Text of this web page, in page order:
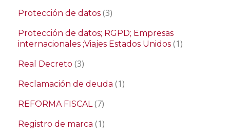
Protección de datos (3)
Protección de datos; RGPD; Empresas
internacionales ;Viajes Estados Unidos (1)
Real Decreto (3)
Reclamación de deuda (1)
REFORMA FISCAL (7)
Registro de marca (1)